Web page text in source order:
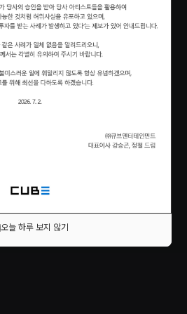
오늘 하루 보지 않기